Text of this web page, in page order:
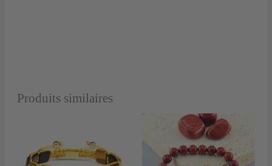
Produits similaires
de
prix :
24,90 €
à
a